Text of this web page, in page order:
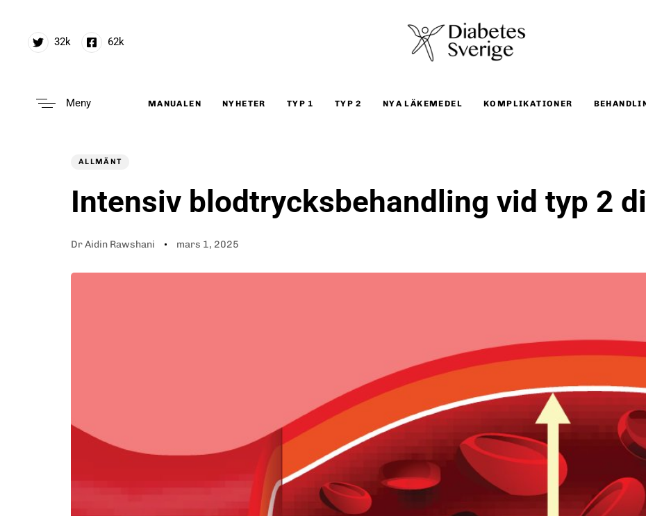
32k 62k
Meny MANUALEN NYHETER TYP 1 TYP 2 NYA LÄKEMEDEL KOMPLIKATIONER
ALLMÄNT
Intensiv blodtrycksbehandling vid typ 2
Dr Aidin Rawshani mars 1, 2025